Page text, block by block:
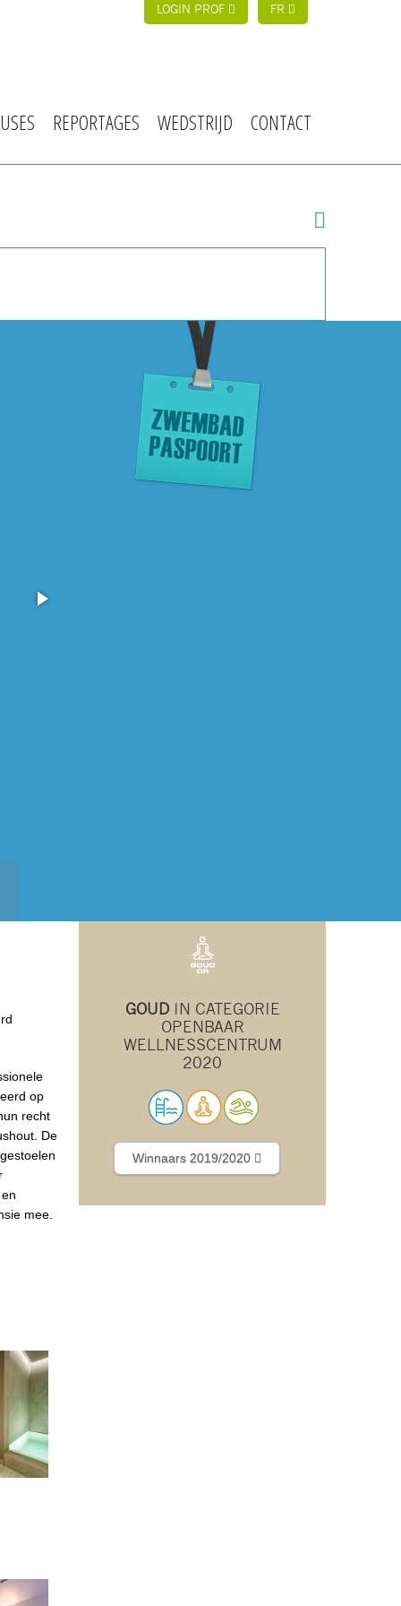
LOGIN PROF FR
REPORTAGES WEDSTRIJD CONTACT
op
recht
De
mee.
GOUDIN CATEGORIE
OPENBAAR
WELLNESSCENTRUM
2020
Winnaars 2019/2020